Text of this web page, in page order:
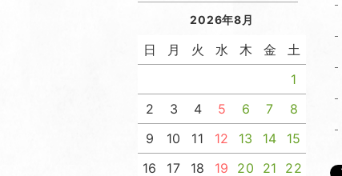
2026年8月
日 月 火 水 木 金
土
1
2
3 4 5 6 7
8
9
10 11 12 13 14
15
16
17 18 19 20 21
22